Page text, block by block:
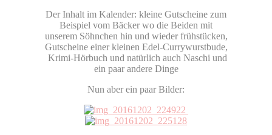
Der Inhalt im Kalender: kleine Gutscheine zum
Beispiel vom Bäcker wo die Beiden mit
unserem Söhnchen hin und wieder frühstücken,
Gutscheine einer kleinen Edel-Currywurstbude,
Krimi-Hörbuch und natürlich auch Naschi und
ein paar andere Dinge
Nun aber ein paar Bilder: